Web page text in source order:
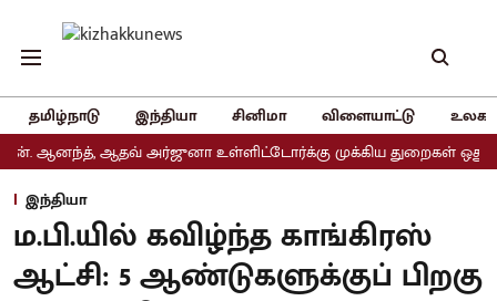
தமிழ்நாடு இந்தியா சினிமா விளையாட்டு
ஆதவ் அர்ஜுனா உள்ளிட்டோர்க்கு முக்கிய துறைகள் ஒதுக்கீடு
இந்தியா
ம.பி.யில் கவிழ்ந்த காங்கிரஸ்
ஆட்சி: 5 ஆண்டுகளுக்குப் பிறகு